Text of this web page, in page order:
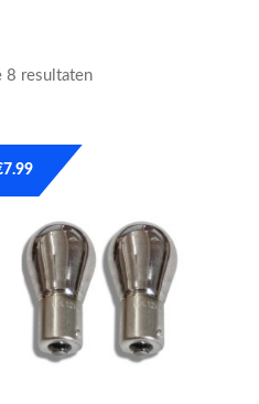
8 resultaten
7.99